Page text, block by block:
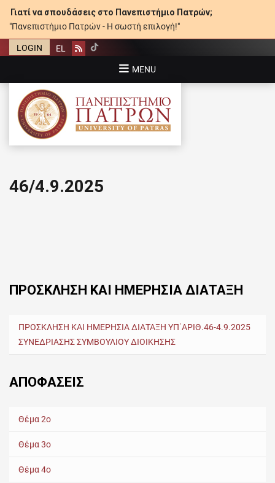
Γιατί να σπουδάσεις στο Πανεπιστήμιο Πατρών;
"Πανεπιστήμιο Πατρών - Η σωστή επιλογή!"
LOGIN EL Rss
MENU
ΠΑΝΕΠΙΣΤΉΜΙΟ ΠΑΤΡΏΝ
46/4.9.2025
ΠΡΟΣΚΛΗΣΗ ΚΑΙ ΗΜΕΡΗΣΙΑ ΔΙΑΤΑΞΗ
ΠΡΟΣΚΛΗΣΗ ΚΑΙ ΗΜΕΡΗΣΙΑ ΔΙΑΤΑΞΗ ΥΠ΄ΑΡΙΘ.46-4.9.2025
ΣΥΝΕΔΡΙΑΣΗΣ ΣΥΜΒΟΥΛΙΟΥ ΔΙΟΙΚΗΣΗΣ
ΑΠΟΦΑΣΕΙΣ
Θέμα 2ο
Θέμα 3ο
Θέμα 4ο